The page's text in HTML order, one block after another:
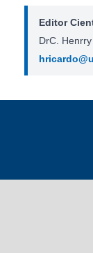
Editor
DrC.